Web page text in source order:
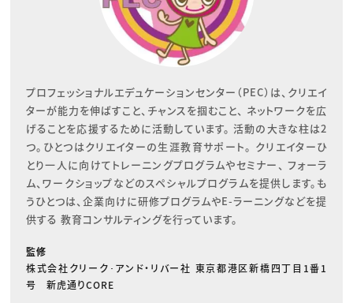
プロフェッショナルエデュケーションセンター（PEC）は、クリエイ
ターが能力を伸ばすこと、チャンスを掴むこと、 ネットワークを広
げることを応援するために活動しています。 活動の大きな柱は2
つ。ひとつはクリエイターの生涯教育サポート。 クリエイターひ
とり一人に向けてトレーニングプログラムやセミナー、 フォーラ
ム、ワークショップなどのスペシャルプログラムを提供します。も
うひとつは、企業向けに研修プログラムやE-ラーニングなどを提
供する 教育コンサルティングを行っています。
監修
株式会社クリーク･アンド・リバー社 東京都港区新橋四丁目1番1
号 新虎通りCORE